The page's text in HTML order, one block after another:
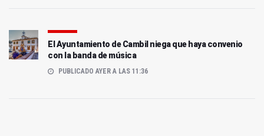
El Ayuntamiento de Cambil niega que haya convenio
con la banda de música
PUBLICADO AYER A LAS 11:36